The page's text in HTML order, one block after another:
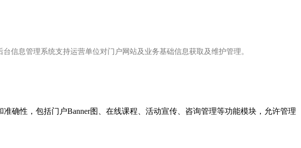
信息管理系统支持运营单位对门户网站及业务基础信息获取及维护管理。
准确性，包括门户Banner图、在线课程、活动宣传、咨询管理等功能模块，允许管理